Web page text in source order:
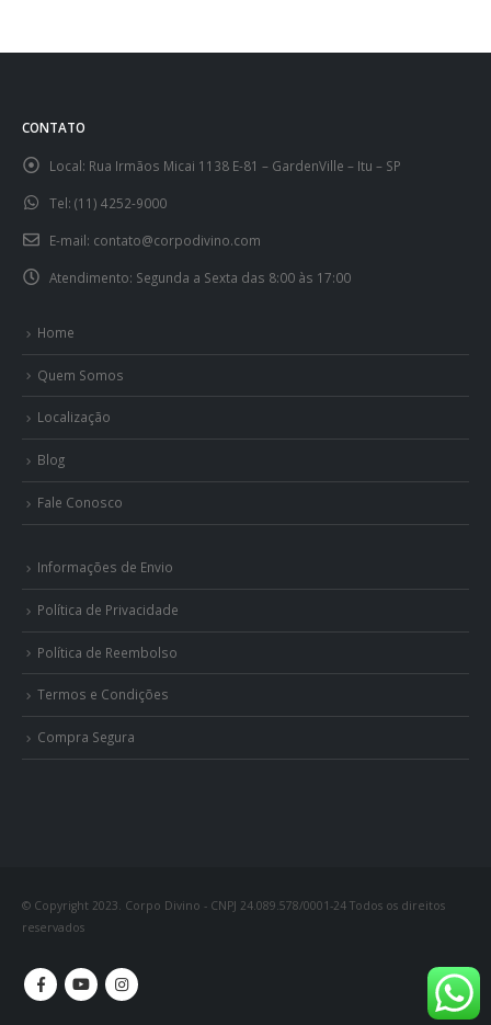
CONTATO
Local: Rua Irmãos Micai 1138 E-81 – GardenVille – Itu – SP
Tel: (11) 4252-9000
E-mail: contato@corpodivino.com
Atendimento: Segunda a Sexta das 8:00 às 17:00
Home
Quem Somos
Localização
Blog
Fale Conosco
Informações de Envio
Política de Privacidade
Política de Reembolso
Termos e Condições
Compra Segura
© Copyright 2023. Corpo Divino - CNPJ 24.089.578/0001-24 Todos os direitos
reservados